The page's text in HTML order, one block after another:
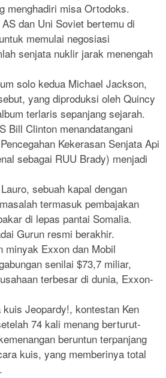
menghadiri misa Ortodoks.
dan Uni Soviet bertemu di
memulai negosiasi
senjata nuklir jarak menengah
solo kedua Michael Jackson,
yang diproduksi oleh Quincy
terlaris sepanjang sejarah.
Bill Clinton menandatangani
Kekerasan Senjata Api
sebagai RUU Brady) menjadi
sebuah kapal dengan
termasuk pembajakan
di lepas pantai Somalia.
Gurun resmi berakhir.
minyak Exxon dan Mobil
senilai $73,7 miliar,
terbesar di dunia, Exxon-
kuis Jeopardy!, kontestan Ken
74 kali menang berturut-
beruntun terpanjang
kuis, yang memberinya total